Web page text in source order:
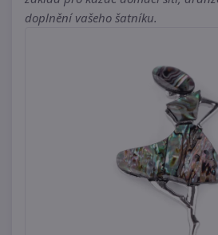
doplnění vašeho šatníku.